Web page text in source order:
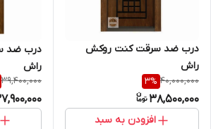
درب ضد سرقت کنت روکش
راش
40,000,000
3%
38,500,000
افزودن به سبد
درب ضد
راش
39,400,000